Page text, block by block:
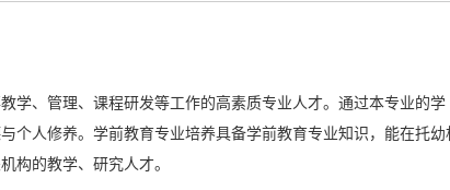
学、管理、课程研发等工作的高素质专业人才。通过本专业的学
个人修养。学前教育专业培养具备学前教育专业知识，能在托幼
构的教学、研究人才。